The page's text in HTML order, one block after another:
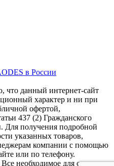
в России
что данный интернет-сайт
характер и ни при
офертой,
437 (2) Гражданского
Для получения подробной
указанных товаров,
компании с помощью
или по телефону.
необходимое для охоты и